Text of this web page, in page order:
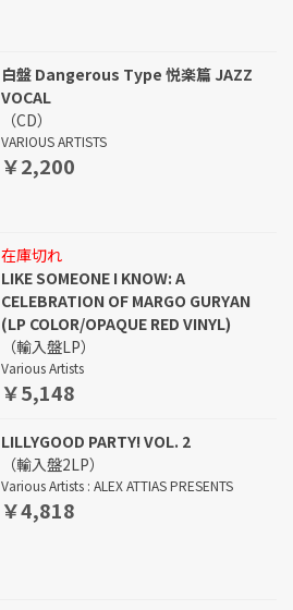
白盤 Dangerous Type 悦楽篇 JAZZ
VOCAL
（CD）
VARIOUS ARTISTS
￥2,200
在庫切れ
LIKE SOMEONE I KNOW: A
CELEBRATION OF MARGO GURYAN
(LP COLOR/OPAQUE RED VINYL)
（輸入盤LP）
Various Artists
￥5,148
LILLYGOOD PARTY! VOL. 2
（輸入盤2LP）
Various Artists : ALEX ATTIAS PRESENTS
￥4,818